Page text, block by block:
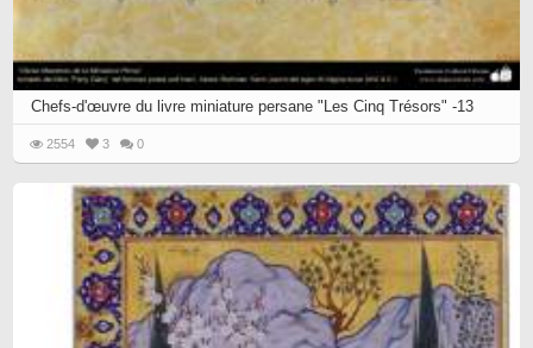
Chefs-d'œuvre du livre miniature persane "Les Cinq Trésors" -13
2554 3 0